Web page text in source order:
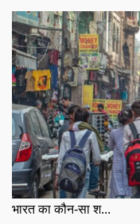
भारत का कौन-सा श...